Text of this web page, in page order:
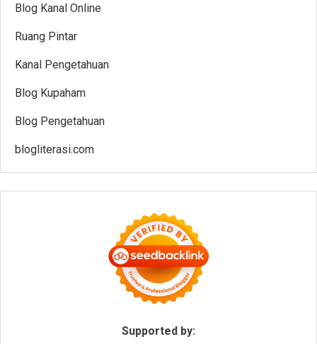
Blog Kanal Online
Ruang Pintar
Kanal Pengetahuan
Blog Kupaham
Blog Pengetahuan
blogliterasi.com
Supported by: